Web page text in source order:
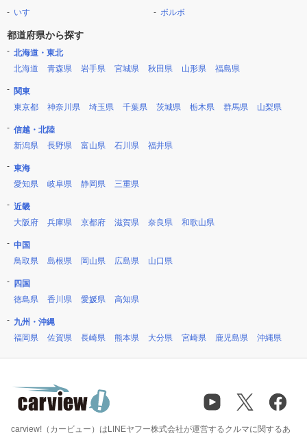
いすゞ
ボルボ
都道府県から探す
北海道・東北
北海道
青森県 岩手県 宮城県 秋田県 山形県 福島県
関東
東京都
神奈川県 埼玉県 千葉県 茨城県 栃木県 群馬県 山梨県
信越・北陸
新潟県
長野県 富山県 石川県 福井県
東海
愛知県
岐阜県 静岡県 三重県
近畿
大阪府
兵庫県 京都府 滋賀県 奈良県 和歌山県
中国
鳥取県
島根県 岡山県 広島県 山口県
四国
徳島県
香川県 愛媛県 高知県
九州・沖縄
福岡県
佐賀県 長崎県 熊本県 大分県 宮崎県 鹿児島県 沖縄県
carview!（カービュー）はLINEヤフー株式会社が運営するクルマに関するあ